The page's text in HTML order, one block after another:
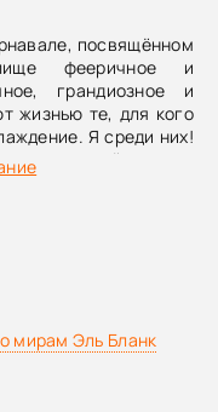
посвящённом
фееричное и
грандиозное и
жизнью те, для кого
Я среди них!
труппы.
жаждет иного
мирам Эль Бланк